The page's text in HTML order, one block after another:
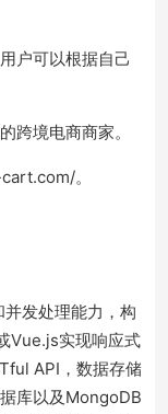
户可以根据自己
跨境电商商家。
。
发处理能力，构
Vue.js实现响应式
API，数据存储
库以及MongoDB